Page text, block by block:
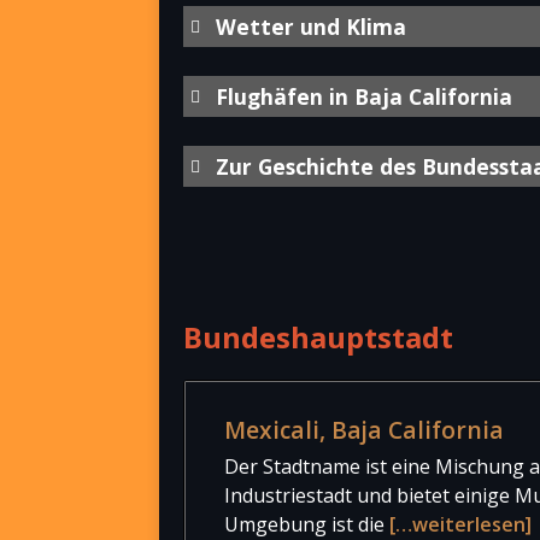
2020
3.769.020
2010
3.155.070
Wetter und Klima
Flughäfen in Baja California
weiterlesen]
Aeropuerto Internacional de
liegt 20 Kilometer östlich von der
Inlandsflüge genutzt.
Zur Geschichte des
Bundeshauptstadt
Mexicali, Baja California
Der Stadtname ist eine Mischung
Industriestadt und bietet einige
Umgebung ist die […weiterlesen]